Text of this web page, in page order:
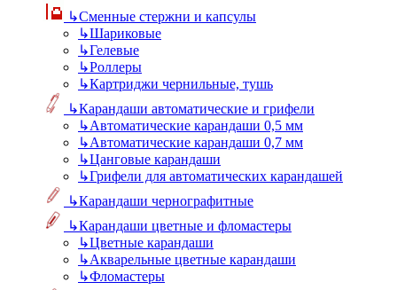
↳Сменные стержни и капсулы
↳Шариковые
↳Гелевые
↳Роллеры
↳Картриджи чернильные, тушь
↳Карандаши автоматические и грифели
↳Автоматические карандаши 0,5 мм
↳Автоматические карандаши 0,7 мм
↳Цанговые карандаши
↳Грифели для автоматических карандашей
↳Карандаши чернографитные
↳Карандаши цветные и фломастеры
↳Цветные карандаши
↳Акварельные цветные карандаши
↳Фломастеры